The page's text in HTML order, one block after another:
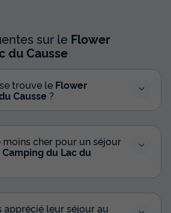
sur le Flower
du Causse
trouve le Flower
Causse ?
cher pour un séjour
du Lac du
leur séjour au